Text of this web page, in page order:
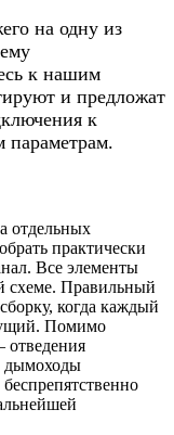
на одну из
к нашим
и предложат
к
параметрам.
отдельных
практически
Все элементы
схеме. Правильный
когда каждый
Помимо
дымоходы